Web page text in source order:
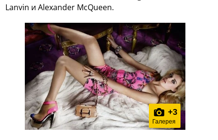
Lanvin и Alexander McQueen.
+3
Галерея